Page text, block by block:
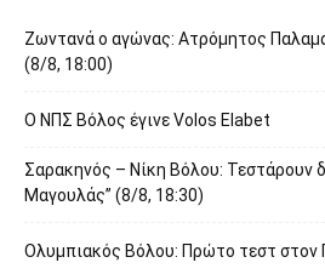
Ζωντανά ο αγώνας: Ατρόμητος
(8/8, 18:00)
O ΝΠΣ Βόλος έγινε Volos Elabet
Σαρακηνός – Νίκη Βόλου: Τεστάρουν
Μαγουλάς” (8/8, 18:30)
Ολυμπιακός Βόλου: Πρώτο τεστ στον